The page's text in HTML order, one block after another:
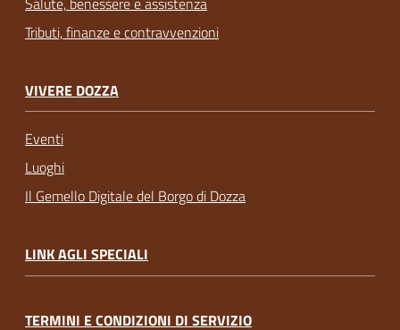
Tributi, finanze e contravvenzioni
VIVERE DOZZA
Eventi
Luoghi
Il Gemello Digitale del Borgo di Dozza
LINK AGLI SPECIALI
TERMINI E CONDIZIONI DI SERVIZIO